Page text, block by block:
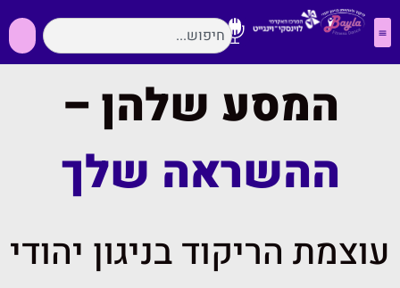
המסע שלהן –
ההשראה שלך
עוצמת הריקוד בניגון יהודי